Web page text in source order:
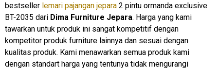
bestseller lemari pajangan jepara 2 pintu ormanda exclusive
BT-2035 dari Dima Furniture Jepara. Harga yang kami
tawarkan untuk produk ini sangat kompetitif dengan
kompetitor produk furniture lainnya dan sesuai dengan
kualitas produk. Kami menawarkan semua produk kami
dengan standart harga yang tentunya tidak mengurangi